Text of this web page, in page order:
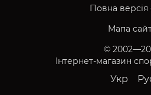
Повна версія
Мапа
©
Інтернет-магазин
Укр